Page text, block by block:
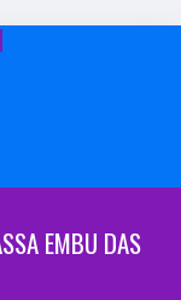
EMBU DAS